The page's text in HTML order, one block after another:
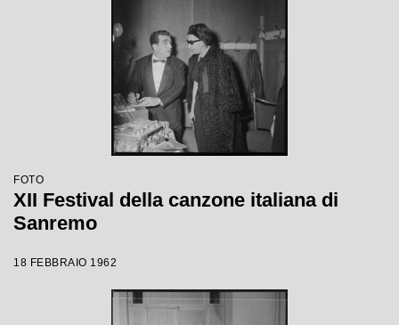
FOTO
XII Festival della canzone italiana di
Sanremo
18 FEBBRAIO 1962